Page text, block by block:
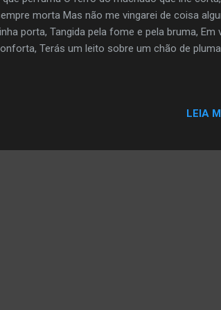
morta Mas não me vingarei de coisa
porta, Tangida pela fome e pela bruma, Em
Terás um leito sobre um chão de
LEIA